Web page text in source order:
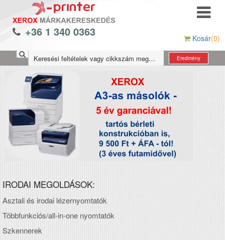
+36 1 340 0363 Kosár(0)
Eredmény
IRODAI MEGOLDÁSOK:
Asztali és irodai lézernyomtatók
Többfunkciós/all-in-one nyomtatók
Szkennerek